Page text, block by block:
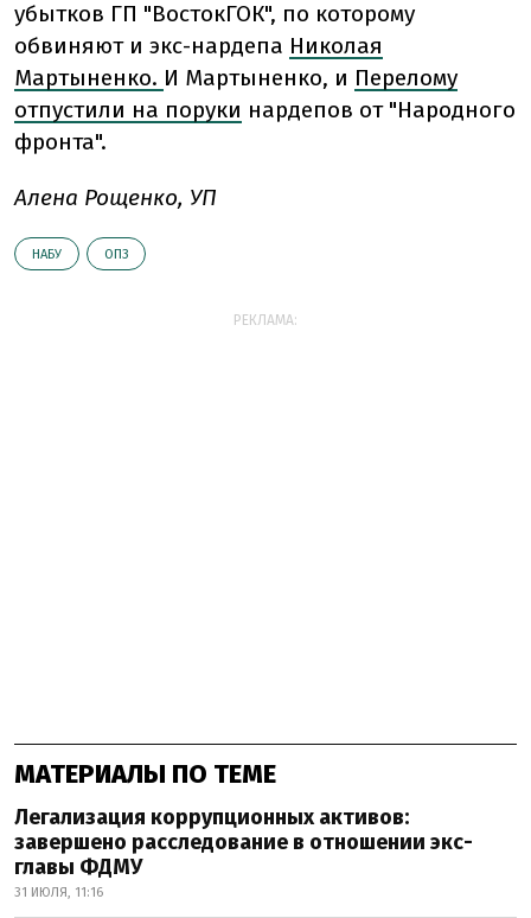
убытков ГП "ВостокГОК", по которому
обвиняют и экс-нардепа Николая
Мартыненко. И Мартыненко, и Перелому
отпустили на поруки нардепов от "Народного
фронта".
Алена Рощенко, УП
НАБУ ОПЗ
РЕКЛАМА:
МАТЕРИАЛЫ ПО ТЕМЕ
Легализация коррупционных активов:
завершено расследование в отношении экс-
главы ФДМУ
31 ИЮЛЯ, 11:16